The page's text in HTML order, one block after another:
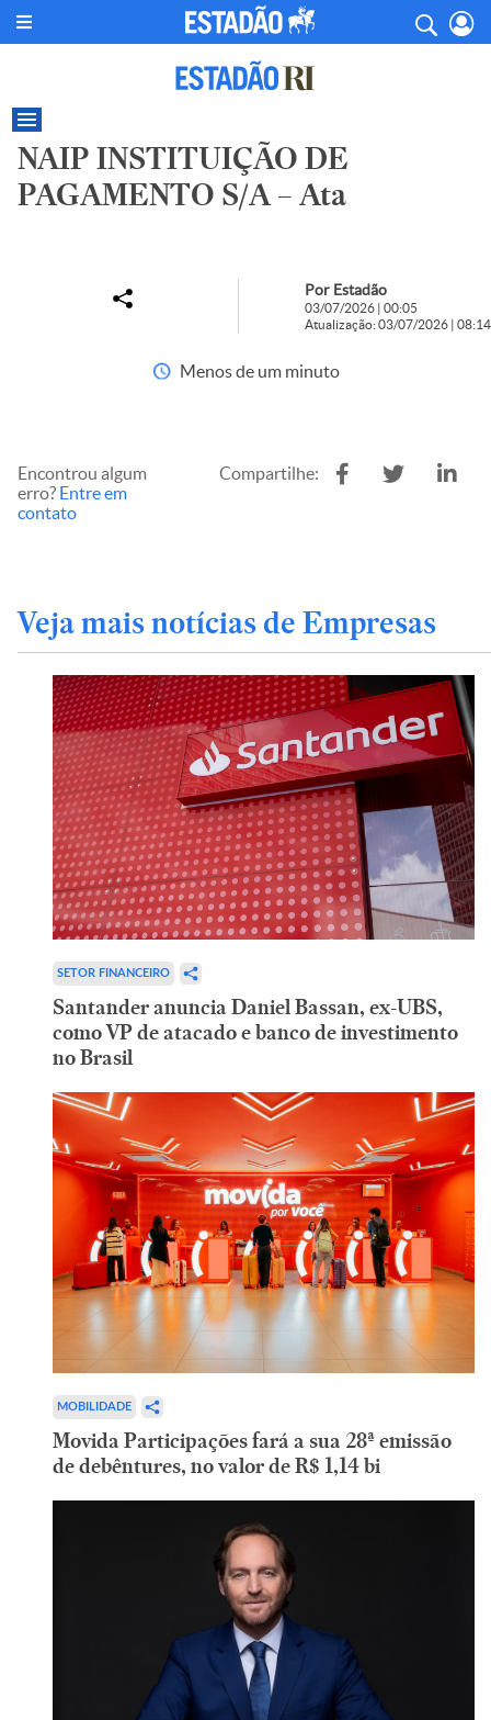
NAIP INSTITUIÇÃO DE
PAGAMENTO S/A – Ata
Por Estadão
03/07/2026 | 00:05
Atualização: 03/07/2026 | 08:14
Menos de um minuto
Encontrou algum
erro? Entre em
contato
Compartilhe:
Veja mais notícias de Empresas
SETOR FINANCEIRO
Santander anuncia Daniel Bassan, ex-UBS,
como VP de atacado e banco de investimento
no Brasil
MOBILIDADE
Movida Participações fará a sua 28ª emissão
de debêntures, no valor de R$ 1,14 bi